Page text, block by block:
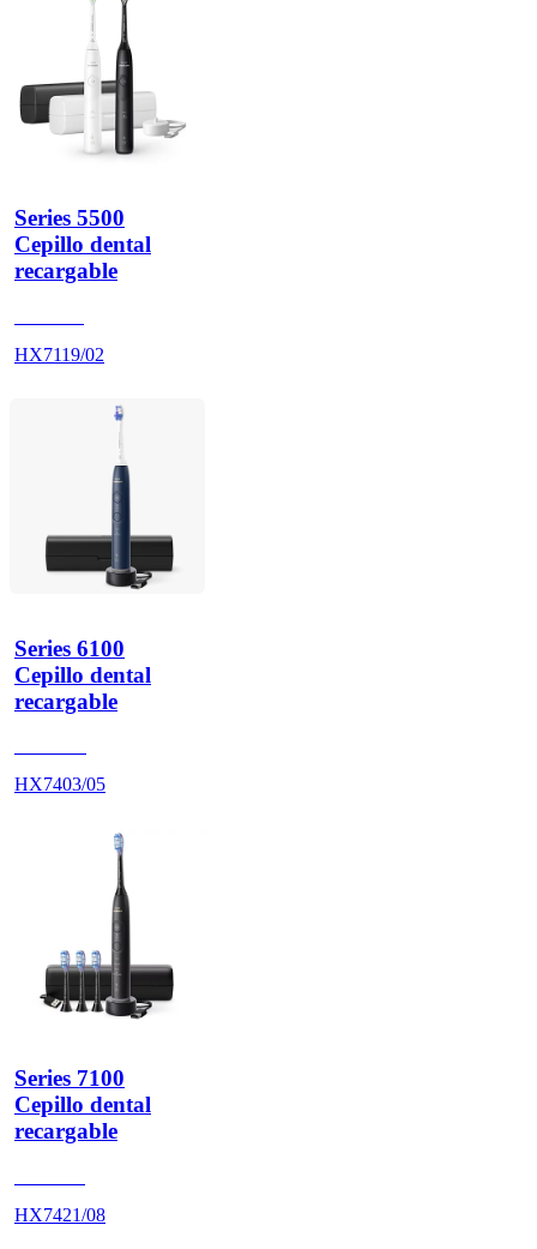
Series 5500
Cepillo dental
recargable
HX7119/02
Series 6100
Cepillo dental
recargable
HX7403/05
Series 7100
Cepillo dental
recargable
HX7421/08